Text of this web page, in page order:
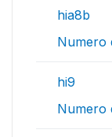
hia8b
Numero
hi9
Numero